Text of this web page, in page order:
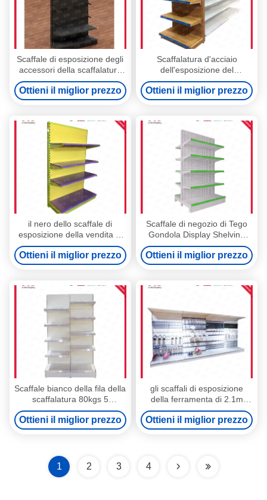
Scaffale di esposizione degli
accessori della scaffalatura
2100mm della gondola della
drogheria dello SGS
Ottieni il miglior prezzo
Scaffalatura d'acciaio
dell'esposizione del
supermercato Q195 4 strati
dello scaffale di 1200mm
Ottieni il miglior prezzo
il nero dello scaffale di
esposizione della vendita al
dettaglio di 1.8m 0.9m
100kgs e scaffali gialli di
stoccaggio
Ottieni il miglior prezzo
Scaffale di negozio di Tego
Gondola Display Shelving
Convenience metallico
Ottieni il miglior prezzo
Scaffale bianco della fila della
scaffalatura 80kgs 5
dell'esposizione del
supermercato di 3FT 6FT
Ottieni il miglior prezzo
gli scaffali di esposizione
della ferramenta di 2.1m
0.9m 100kgs spolverizzano
la scaffalatura rivestita del
cavo
Ottieni il miglior prezzo
1 2 3 4